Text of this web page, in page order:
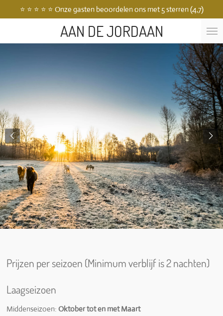
direct
de
AAN DE JORDAAN
⭐ ⭐ ⭐ ⭐ ⭐ Onze gasten beoordelen ons met 5 sterren (4,7)
Prijzen per seizoen (Minimum verblijf is 2 nachten)
Laagseizoen
Middenseizoen: Oktober tot en met Maart